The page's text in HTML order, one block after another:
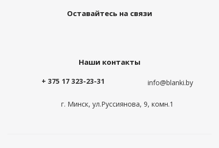
Оставайтесь на связи
Наши контакты
+ 375 17 323-23-31 info@blanki.by
г. Минск, ул.Руссиянова, 9, комн.1